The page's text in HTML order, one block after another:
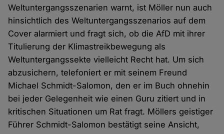
Weltuntergangsszenarien warnt, ist Möller nun auch
hinsichtlich des Weltuntergangsszenarios auf dem
Cover alarmiert und fragt sich, ob die AfD mit ihrer
Titulierung der Klimastreikbewegung als
Weltuntergangssekte vielleicht Recht hat. Um sich
abzusichern, telefoniert er mit seinem Freund
Michael Schmidt-Salomon, den er im Buch ohnehin
bei jeder Gelegenheit wie einen Guru zitiert und in
kritischen Situationen um Rat fragt. Möllers geistiger
Führer Schmidt-Salomon bestätigt seine Ansicht,